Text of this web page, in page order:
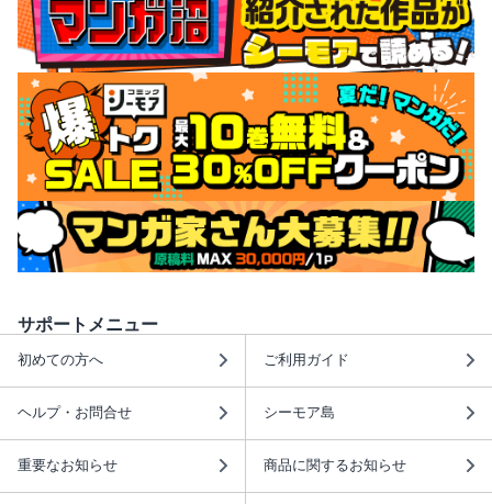
サポートメニュー
初めての方へ ご利用ガイド
ヘルプ・お問合せ シーモア島
重要なお知らせ 商品に関するお知らせ